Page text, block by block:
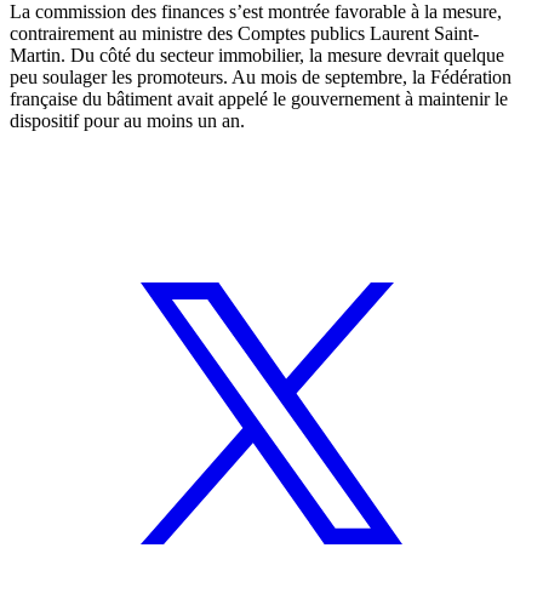
La commission des finances s’est montrée favorable à la mesure,
contrairement au ministre des Comptes publics Laurent Saint-
Martin. Du côté du secteur immobilier, la mesure devrait quelque
peu soulager les promoteurs. Au mois de septembre, la Fédération
française du bâtiment avait appelé le gouvernement à maintenir le
dispositif pour au moins un an.